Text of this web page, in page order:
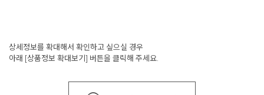
상세정보를 확대해서 확인하고 싶으실 경우
아래 [상품정보 확대보기] 버튼을 클릭해 주세요.